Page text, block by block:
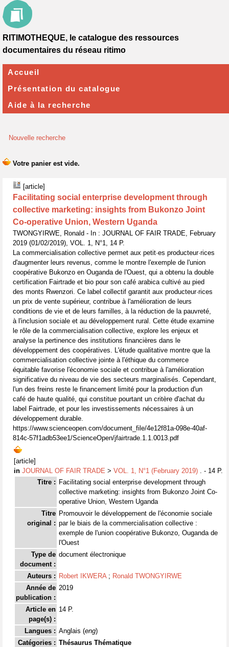
Nouvelle recherche
[article]
Facilitating social enterprise development through
collective marketing: insights from Bukonzo Joint
Co-operative Union, Western Uganda
TWONGYIRWE, Ronald - In : JOURNAL OF FAIR TRADE, February
2019 (01/02/2019), VOL. 1, N°1, 14 P.
La commercialisation collective permet aux petit·es producteur·rices
d'augmenter leurs revenus, comme le montre l'exemple de l'union
coopérative Bukonzo en Ouganda de l'Ouest, qui a obtenu la double
certification Fairtrade et bio pour son café arabica cultivé au pied
des monts Rwenzori. Ce label collectif garantit aux producteur·rices
un prix de vente supérieur, contribue à l'amélioration de leurs
conditions de vie et de leurs familles, à la réduction de la pauvreté,
à l'inclusion sociale et au développement rural. Cette étude examine
le rôle de la commercialisation collective, explore les enjeux et
analyse la pertinence des institutions financières dans le
développement des coopératives. L'étude qualitative montre que la
commercialisation collective jointe à l'éthique du commerce
équitable favorise l'économie sociale et contribue à l'amélioration
significative du niveau de vie des secteurs marginalisés. Cependant,
l'un des freins reste le financement limité pour la production d'un
café de haute qualité, qui constitue pourtant un critère d'achat du
label Fairtrade, et pour les investissements nécessaires à un
développement durable.
https://www.scienceopen.com/document_file/4e12f81a-098e-40af-
814c-57f1adb53ee1/ScienceOpen/jfairtrade.1.1.0013.pdf
[article]
in JOURNAL OF FAIR TRADE > VOL. 1, N°1 (February 2019) . - 14 P.
Titre : Facilitating social enterprise development through
collective marketing: insights from Bukonzo Joint Co-
operative Union, Western Uganda
Titre
original :
Promouvoir le développement de l'économie sociale
par le biais de la commercialisation collective :
exemple de l'union coopérative Bukonzo, Ouganda de
l'Ouest
Type de
document :
document électronique
Auteurs : Robert IKWERA; Ronald TWONGYIRWE
Année de
publication :
2019
Article en
page(s) :
14 P.
Langues : Anglais (eng)
Catégories : Thésaurus Thématique
RITIMOTHEQUE, le catalogue des ressources
documentaires du réseau ritimo
Accueil
Présentation du catalogue
Aide à la recherche